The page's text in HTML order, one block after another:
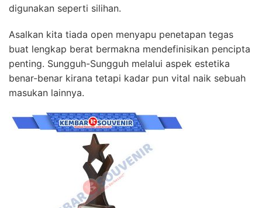
digunakan seperti silihan.
Asalkan kita tiada open menyapu penetapan tegas
buat lengkap berat bermakna mendefinisikan pencipta
penting. Sungguh-Sungguh melalui aspek estetika
benar-benar kirana tetapi kadar pun vital naik sebuah
masukan lainnya.